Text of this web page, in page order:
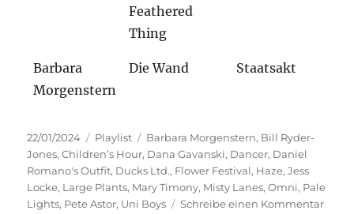
Feathered
Thing
Barbara
Morgenstern
Die Wand Staatsakt
Veröffentlicht
am
22/01/2024 Kategorien
Playlist Schlagwörter
Barbara Morgenstern, Bill Ryder-
Jones,Children’s Hour, Dana Gavanski, Dancer, Daniel
Romano's Outfit, Ducks Ltd., Flower Festival, Haze,Jess
Locke, Large Plants, Mary Timony, Misty Lanes,Omni, Pale
Lights, Pete Astor, Uni Boys Schreibe einen Kommentarzu